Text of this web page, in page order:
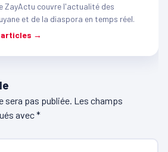
ZayActu couvre l'actualité des
et de la diaspora en temps réel.
articles →
sera pas publiée. Les champs
avec*